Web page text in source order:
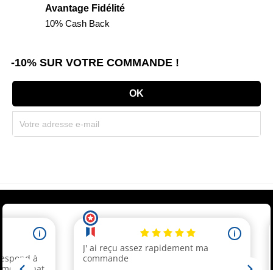
Avantage Fidélité
10% Cash Back
-10% SUR VOTRE COMMANDE !